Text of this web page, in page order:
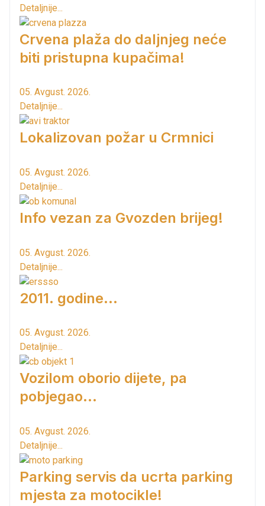
Detaljnije...
Crvena plaža do daljnjeg neće
biti pristupna kupačima!
05. Avgust. 2026.
Detaljnije...
Lokalizovan požar u Crmnici
05. Avgust. 2026.
Detaljnije...
Info vezan za Gvozden brijeg!
05. Avgust. 2026.
Detaljnije...
2011. godine...
05. Avgust. 2026.
Detaljnije...
Vozilom oborio dijete, pa
pobjegao...
05. Avgust. 2026.
Detaljnije...
Parking servis da ucrta parking
mjesta za motocikle!